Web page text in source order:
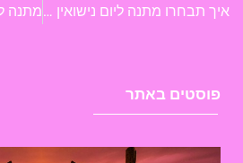
איך תבחרו מתנה ליום נישואין שתרגש ותפתיע את הפרטנר שלכם?
באתר